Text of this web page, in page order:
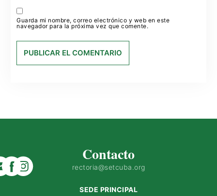
Guarda mi nombre, correo electrónico y web en este
navegador para la próxima vez que comente.
Contacto
rectoria@setcuba.org
SEDE PRINCIPAL